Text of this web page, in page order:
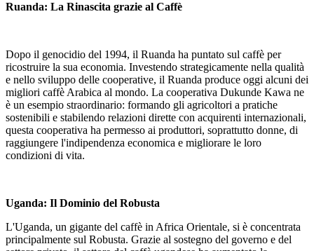
Ruanda: La Rinascita grazie al Caffè
Dopo il genocidio del 1994, il Ruanda ha puntato sul caffè per
ricostruire la sua economia. Investendo strategicamente nella qualità
e nello sviluppo delle cooperative, il Ruanda produce oggi alcuni dei
migliori caffè Arabica al mondo. La cooperativa Dukunde Kawa ne
è un esempio straordinario: formando gli agricoltori a pratiche
sostenibili e stabilendo relazioni dirette con acquirenti internazionali,
questa cooperativa ha permesso ai produttori, soprattutto donne, di
raggiungere l'indipendenza economica e migliorare le loro
condizioni di vita.
Uganda: Il Dominio del Robusta
L'Uganda, un gigante del caffè in Africa Orientale, si è concentrata
principalmente sul Robusta. Grazie al sostegno del governo e del